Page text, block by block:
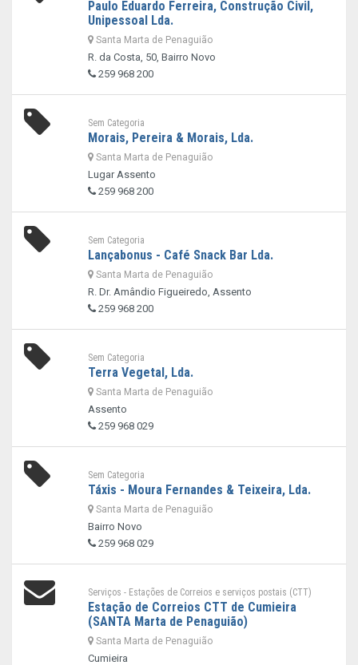
Paulo Eduardo Ferreira, Construção Civil,
Unipessoal Lda.
Santa Marta de Penaguião
R. da Costa, 50, Bairro Novo
259 968 200
Sem Categoria
Morais, Pereira & Morais, Lda.
Santa Marta de Penaguião
Lugar Assento
259 968 200
Sem Categoria
Lançabonus - Café Snack Bar Lda.
Santa Marta de Penaguião
R. Dr. Amândio Figueiredo, Assento
259 968 200
Sem Categoria
Terra Vegetal, Lda.
Santa Marta de Penaguião
Assento
259 968 029
Sem Categoria
Táxis - Moura Fernandes & Teixeira, Lda.
Santa Marta de Penaguião
Bairro Novo
259 968 029
Serviços - Estações de Correios e serviços postais (CTT)
Estação de Correios CTT de Cumieira
(SANTA Marta de Penaguião)
Santa Marta de Penaguião
Cumieira